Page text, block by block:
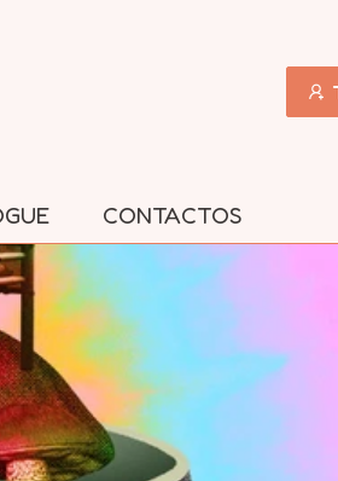
CONTACTOS